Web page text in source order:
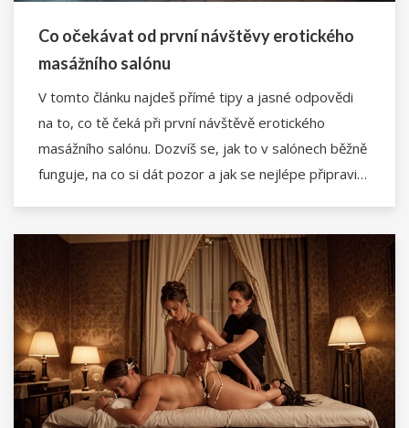
Co očekávat od první návštěvy erotického
masážního salónu
V tomto článku najdeš přímé tipy a jasné odpovědi
na to, co tě čeká při první návštěvě erotického
masážního salónu. Dozvíš se, jak to v salónech běžně
funguje, na co si dát pozor a jak se nejlépe připravit.
jak si návštěvu užít naplno s respektem k personálu.
Tohle je praktický průvodce bez omáčky, který šetří
nervy i trapné momenty.